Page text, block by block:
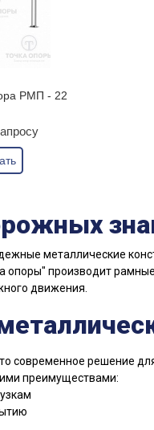
РМП - 22
металлические
опоры" производит
движения.
современное решение
преимуществами: